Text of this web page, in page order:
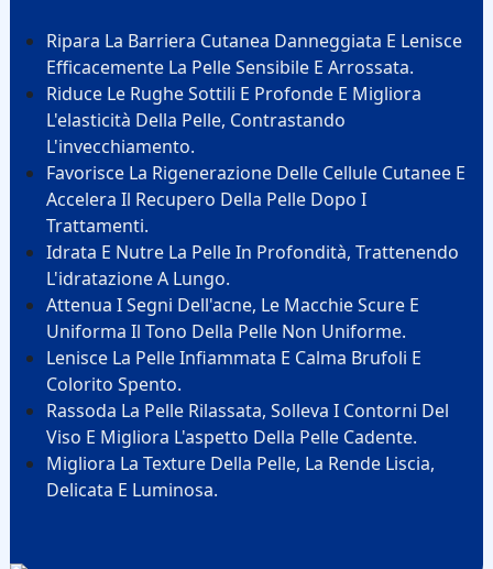
Ripara La Barriera Cutanea Danneggiata E Lenisce
Efficacemente La Pelle Sensibile E Arrossata.
Riduce Le Rughe Sottili E Profonde E Migliora
L'elasticità Della Pelle, Contrastando
L'invecchiamento.
Favorisce La Rigenerazione Delle Cellule Cutanee E
Accelera Il Recupero Della Pelle Dopo I
Trattamenti.
Idrata E Nutre La Pelle In Profondità, Trattenendo
L'idratazione A Lungo.
Attenua I Segni Dell'acne, Le Macchie Scure E
Uniforma Il Tono Della Pelle Non Uniforme.
Lenisce La Pelle Infiammata E Calma Brufoli E
Colorito Spento.
Rassoda La Pelle Rilassata, Solleva I Contorni Del
Viso E Migliora L'aspetto Della Pelle Cadente.
Migliora La Texture Della Pelle, La Rende Liscia,
Delicata E Luminosa.